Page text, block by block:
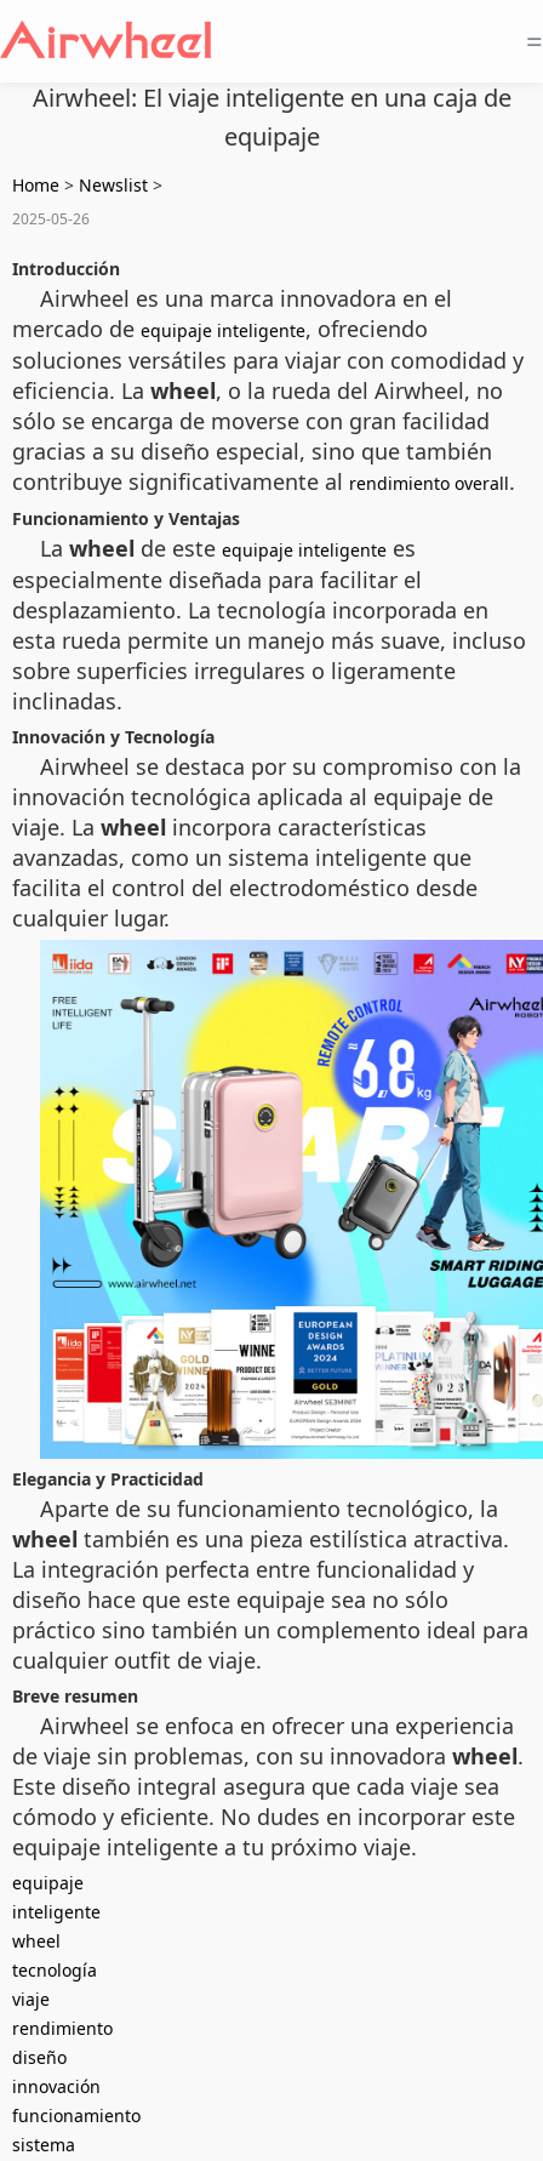
=
Airwheel: El viaje inteligente en una caja de
equipaje
Home > Newslist >
2025-05-26
Introducción
Airwheel es una marca innovadora en el
mercado de equipaje inteligente, ofreciendo
soluciones versátiles para viajar con comodidad y
eficiencia. La wheel, o la rueda del Airwheel, no
sólo se encarga de moverse con gran facilidad
gracias a su diseño especial, sino que también
contribuye significativamente al rendimiento overall.
Funcionamiento y Ventajas
La wheel de este equipaje inteligente es
especialmente diseñada para facilitar el
desplazamiento. La tecnología incorporada en
esta rueda permite un manejo más suave, incluso
sobre superficies irregulares o ligeramente
inclinadas.
Innovación y Tecnología
Airwheel se destaca por su compromiso con la
innovación tecnológica aplicada al equipaje de
viaje. La wheel incorpora características
avanzadas, como un sistema inteligente que
facilita el control del electrodoméstico desde
cualquier lugar.
Elegancia y Practicidad
Aparte de su funcionamiento tecnológico, la
wheel también es una pieza estilística atractiva.
La integración perfecta entre funcionalidad y
diseño hace que este equipaje sea no sólo
práctico sino también un complemento ideal para
cualquier outfit de viaje.
Breve resumen
Airwheel se enfoca en ofrecer una experiencia
de viaje sin problemas, con su innovadora wheel.
Este diseño integral asegura que cada viaje sea
cómodo y eficiente. No dudes en incorporar este
equipaje inteligente a tu próximo viaje.
equipaje
inteligente
wheel
tecnología
viaje
rendimiento
diseño
innovación
funcionamiento
sistema